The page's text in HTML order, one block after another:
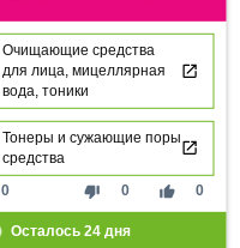
Очищающие средства
для лица, мицеллярная
вода, тоники
Тонеры и сужающие поры
средства
thumb_down 0 thumb_up 0
0
Осталось 24дня